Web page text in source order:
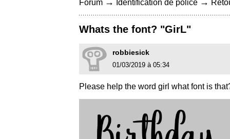
Forum → Identification de police →
Whats the font? "GirL"
robbiesick
01/03/2019 à 05:34
Please help the word girl what font is